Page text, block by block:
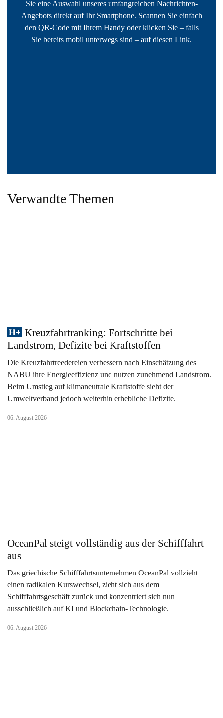
Sie eine Auswahl unseres umfangreichen Nachrichten-
Angebots direkt auf Ihr Smartphone. Scannen Sie einfach
den QR-Code mit Ihrem Handy oder klicken Sie – falls
Sie bereits mobil unterwegs sind – aufdiesen Link.
Verwandte Themen
Kreuzfahrtranking: Fortschritte bei
Landstrom, Defizite bei Kraftstoffen
Die Kreuzfahrtreedereien verbessern nach Einschätzung des
NABU ihre Energieeffizienz und nutzen zunehmend Landstrom.
Beim Umstieg auf klimaneutrale Kraftstoffe sieht der
Umweltverband jedoch weiterhin erhebliche Defizite.
06. August 2026
OceanPal steigt vollständig aus der Schifffahrt
aus
Das griechische Schifffahrtsunternehmen OceanPal vollzieht
einen radikalen Kurswechsel, zieht sich aus dem
Schifffahrtsgeschäft zurück und konzentriert sich nun
ausschließlich auf KI und Blockchain-Technologie.
06. August 2026